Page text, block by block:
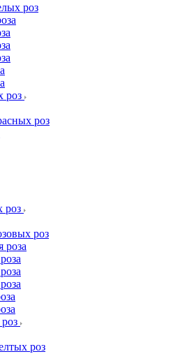
роз
роз
роз
роз
роз
роза
роз